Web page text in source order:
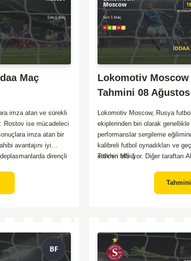
Maç
imza atan ve sürekli
Rostov ise mücadeleci
imza atan bir
avantajını iyi
dirençli
göstermektedir.
Lokomotiv
Tahmini 08
Lokomotiv Moscow, Rusya
ekiplerinden biri olarak
performanslar sergileme
kalibreli futbol oynadıkları ve
ettikleri biliniyor. Diğer taraftan
dikkat çekmektedir. Ancak
Lokomotiv’in galibiyetle
taşımaktadır.
Tahmin MS 1